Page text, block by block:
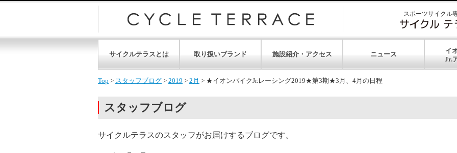
スポーツサイクル
サイクルテラスとは 取り扱いブランド 施設紹介・アクセス ニュース イ
Top > スタッフブログ > 2019 > 2月 > ★イオンバイクJr.レーシング2019★第3期★3月、4月の日程
スタッフブログ
サイクルテラスのスタッフがお届けするブログです。